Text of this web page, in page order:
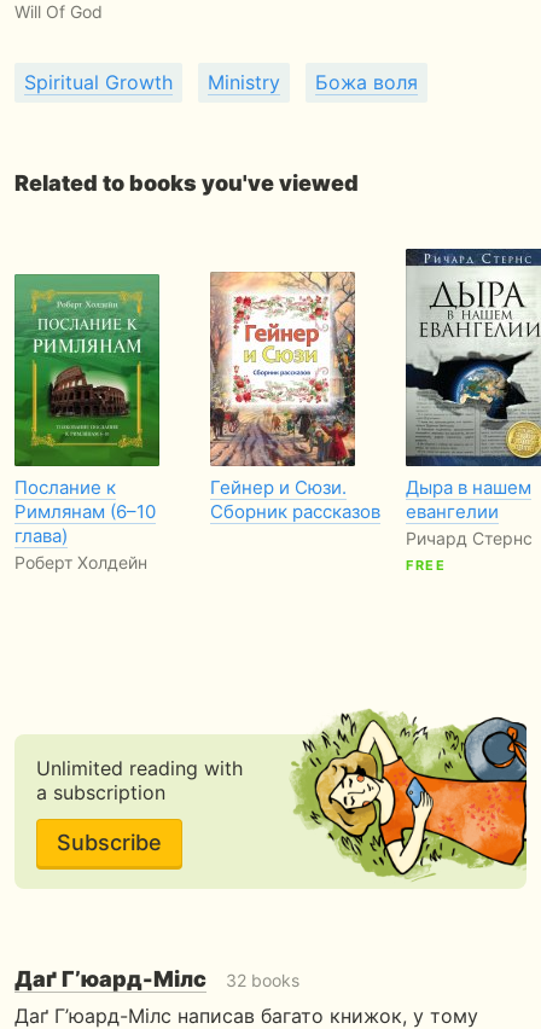
Will Of God
Spiritual Growth Ministry Божа воля
Related to books you've viewed
Послание к
Римлянам (6–10
глава)
Роберт Холдейн
Гейнер и Сюзи.
Сборник рассказов
Дыра в нашем
евангелии
Ричард Стернс
FREE
Unlimited reading with
a subscription
Subscribe
Даґ Г’юард-Мілс 32 books
Даґ Г’юард-Мілс написав багато книжок, у тому